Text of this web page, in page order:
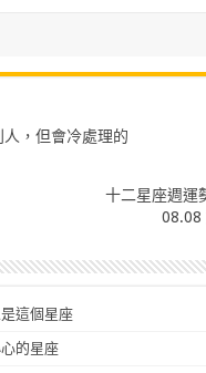
，但會冷處理的
十二星座週運
08.08
這個星座
的星座